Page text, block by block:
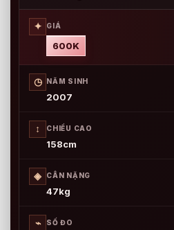
✦ GIÁ
600K
◷ NĂM SINH
2007
↕ CHIỀU CAO
158cm
◈ CÂN NẶNG
47kg
⌁ SỐ ĐO